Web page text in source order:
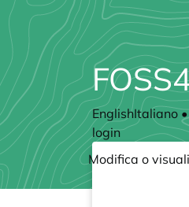
EnglishItaliano
login
Modifica o